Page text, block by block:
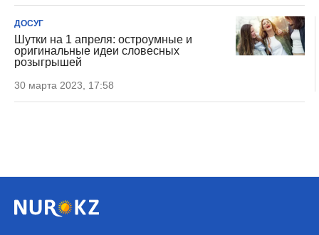
ДОСУГ
Шутки на 1 апреля: остроумные и
оригинальные идеи словесных
розыгрышей
30 марта 2023, 17:58